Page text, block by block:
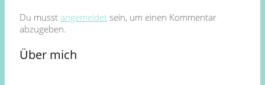
Du musst angemeldet sein, um einen Kommentar
abzugeben.
Über mich